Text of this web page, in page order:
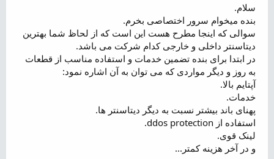
ض
و
ع
سلام.
بنده میخوام سرور اختصاصی بخرم.
سوالی که اینجا مطرح هست این است که از لحاظ شما بهترین
دیتاسنتر داخلی و خارجی کدام شرکت می باشد.
در ابتدا برای بنده تضمین خدمات و استفاده مناسب از قطعات
به روز و دیگر مواردی که می توان به آن اشاره نمود:
آپتایم بالا.
خدمات.
پهنای باند بیشتر نسبت به دیگر دیتاسنتر ها.
استفاده از ddos protection.
لینک قوی.
و در آخر هزینه کمتر...